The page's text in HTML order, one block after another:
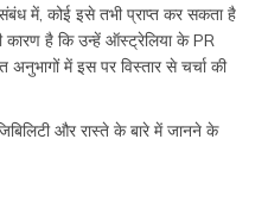
में, कोई इसे तभी प्राप्त कर सकता है
कारण है कि उन्हें ऑस्ट्रेलिया के PR
में इस पर विस्तार से चर्चा की
और रास्ते के बारे में जानने के